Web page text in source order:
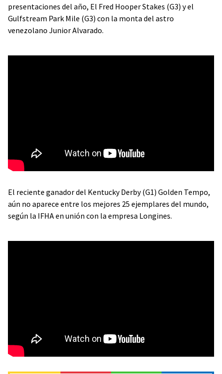
presentaciones del año, El Fred Hooper Stakes (G3) y el
Gulfstream Park Mile (G3) con la monta del astro
venezolano Junior Alvarado.
El reciente ganador del Kentucky Derby (G1) Golden Tempo,
aún no aparece entre los mejores 25 ejemplares del mundo,
según la IFHA en unión con la empresa Longines.